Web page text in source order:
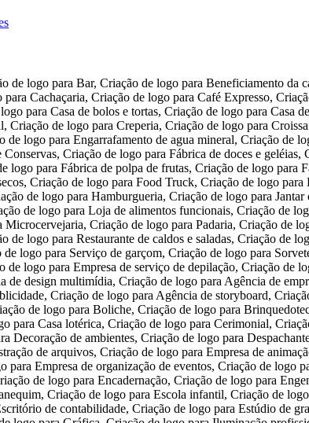
Empresa de administração de arquivos, Criação de logo para Empresa de animação 3D, Criação de logo para Empresa de Coworking, Criação de logo para Empresa de impacto social de aplicativo para celulares, Criação de logo para Empresa de organização de eventos, Criação de logo para Empresa de outdoors, Criação de logo para Empresa de sinalização – banner, Criação de logo para Empresa de tradução para eventos, Criação de logo para Encadernação, Criação de logo para Engenharia de conteúdo, Criação de logo para Escola de artes, Criação de logo para Escola de dança de salão, Criação de logo para Escola de modelo e manequim, Criação de logo para Escola infantil, Criação de logo para Escola profissionalizante, Criação de logo para Escritório de cobrança, Criação de logo para Escritório de consultoria, Criação de logo para Escritório de contabilidade, Criação de logo para Estúdio de gravação, Criação de logo para Estúdio de tatuagem, Criação de logo para Estudio fotográfico, Criação de logo para Galeria e centro de arte, Criação de logo para Gráfica, Criação de logo para Iluminação profissional e som para festas e eventos, Criação de logo para Lan house, Criação de logo para Livraria, Criação de logo para Locação de equipamentos para eventos, Criação de logo para Locação de equipamentos para shows, Criação de logo para Loja Colaborativa, Criação de logo para Loja de conveniência, Criação de logo para Loja de fogos de artifício, Criação de logo para Loja de Instrumentos Musicais, Criação de logo para Loja de produtos descartáveis para festa, Criação de logo para Loja de Souvenirs temáticos, Criação de logo para Marchetaria, Criação de logo para Música para eventos, Criação de logo para Organizadora de Eventos, Criação de logo para Pague fácil, Criação de logo para Paintball, Criação de logo para Papelaria, Criação de logo para Parque de diversão, Criação de logo para Perícia digital, Criação de logo para Prestação de serviços de caligrafia, Criação de logo para Produtora cultural, Criação de logo para Pub, Criação de logo para Rastreamento veicular por celular, Criação de logo para Representação comercial, Criação de logo para Revisão de textos, Criação de logo para Sebo – livros usados, Criação de logo para Serigrafia, Criação de logo para Serviço de fotocópia, Criação de logo para Serviços de vigilância, Criação de logo para Tradução de textos, Criação de logo para Venda e recarga de extintores de incêndio, Criação de logo para Criação de abelhas, Criação de logo para Criação de aves ornamentais, Criação de logo para Criação de camarão, Criação de logo para Criação de iscas para pesca, Criação de logo para Criação de minhocas, Criação de logo para Criação de ostras, Criação de logo para Criação de peixes, Criação de logo